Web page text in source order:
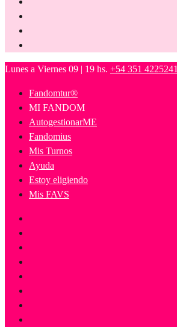
Lunes a Viernes 09 | 19 hs. +54 351 4225241
Fandomtur®
MI FANDOM
AutogestionarME
Fandomius
Mis Turnos
Ayuda
Estoy eligiendo
Mis FAVS